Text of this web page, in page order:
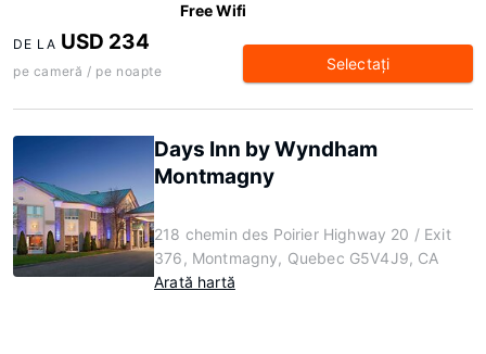
Free Wifi
DE LA USD 234
pe cameră / pe noapte Selectaţi
Days Inn by Wyndham
Montmagny
218 chemin des Poirier Highway 20 / Exit
376, Montmagny, Quebec G5V4J9, CA
Arată hartă